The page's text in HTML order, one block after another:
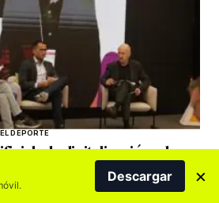
DEPORTE
y la digitalización, claves
ACAGEDE el 1 y 2 de octubre
Descargar ×